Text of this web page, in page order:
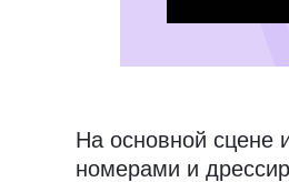
На основной сцене
номерами и